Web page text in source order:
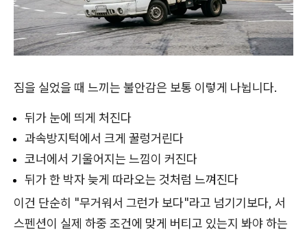
짐을 실었을 때 느끼는 불안감은 보통 이렇게 나뉩니다.
뒤가 눈에 띄게 처진다
과속방지턱에서 크게 꿀렁거린다
코너에서 기울어지는 느낌이 커진다
뒤가 한 박자 늦게 따라오는 것처럼 느껴진다
이건 단순히 "무거워서 그런가 보다"라고 넘기기보다, 서
스펜션이 실제 하중 조건에 맞게 버티고 있는지 봐야 하는